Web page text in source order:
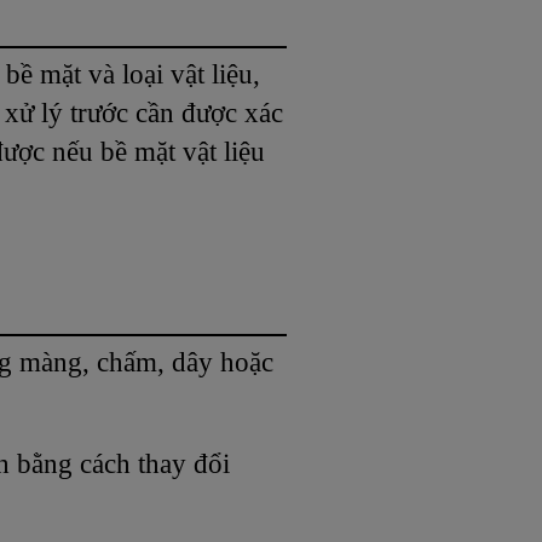
mặt và loại vật liệu,
lý trước cần được xác
nếu bề mặt vật liệu
chấm, dây hoặc
bằng cách thay đổi